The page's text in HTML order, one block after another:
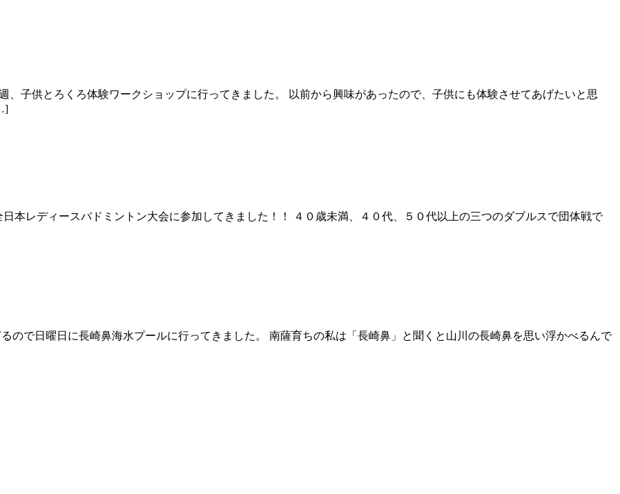
、子供とろくろ体験ワークショップに行ってきました。 以前から興味があったので、子供にも体験させてあげたいと思
本レディースバドミントン大会に参加してきました！！ ４０歳未満、４０代、５０代以上の三つのダブルスで団体戦で
ので日曜日に長崎鼻海水プールに行ってきました。 南薩育ちの私は「長崎鼻」と聞くと山川の長崎鼻を思い浮かべるんで